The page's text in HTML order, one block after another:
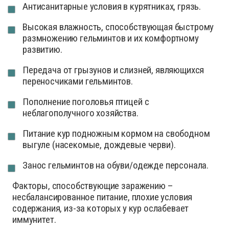
Антисанитарные условия в курятниках, грязь.
Высокая влажность, способствующая быстрому
размножению гельминтов и их комфортному
развитию.
Передача от грызунов и слизней, являющихся
переносчиками гельминтов.
Пополнение поголовья птицей с
неблагополучного хозяйства.
Питание кур подножным кормом на свободном
выгуле (насекомые, дождевые черви).
Занос гельминтов на обуви/одежде персонала.
Факторы, способствующие заражению –
несбалансированное питание, плохие условия
содержания, из-за которых у кур ослабевает
иммунитет.